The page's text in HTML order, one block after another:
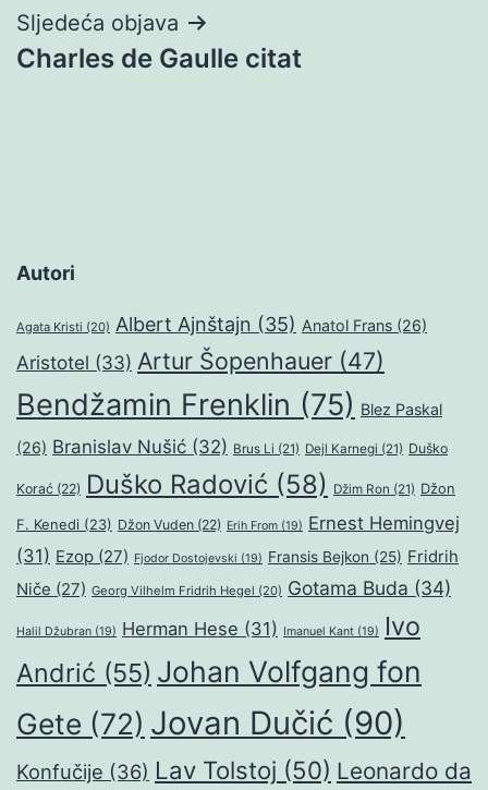
Sljedeća objava
Charles de Gaulle citat
Autori
Agata Kristi (20) Albert Ajnštajn (35) Anatol Frans (26)
Aristotel (33) Artur Šopenhauer (47)
Bendžamin Frenklin (75) Blez Paskal
(26) Branislav Nušić (32) Brus Li (21) Dejl Karnegi (21) Duško
Korać (22) Duško Radović (58) Džim Ron (21) Džon
F. Kenedi (23) Džon Vuden (22) Erih From (19) Ernest Hemingvej
(31) Ezop (27) Fjodor Dostojevski (19) Fransis Bejkon (25) Fridrih
Niče (27) Georg Vilhelm Fridrih Hegel (20) Gotama Buda (34)
Halil Džubran (19) Herman Hese (31) Imanuel Kant (19)
Ivo
Andrić (55) Johan Volfgang fon
Gete (72) Jovan Dučić (90)
Konfučije (36) Lav Tolstoj (50) Leonardo da